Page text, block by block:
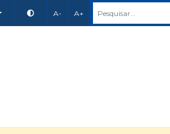
A- A+